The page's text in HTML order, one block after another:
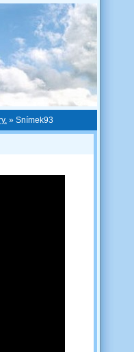
» Snímek93